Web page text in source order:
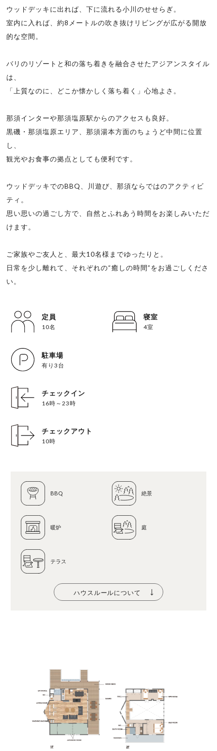
ウッドデッキに出れば、下に流れる小川のせせらぎ。
室内に入れば、約8メートルの吹き抜けリビングが広がる開放
的な空間。
バリのリゾートと和の落ち着きを融合させたアジアンスタイル
は、
「上質なのに、どこか懐かしく落ち着く」心地よさ。
那須インターや那須塩原駅からのアクセスも良好。
黒磯・那須塩原エリア、那須湯本方面のちょうど中間に位置
し、
観光やお食事の拠点としても便利です。
ウッドデッキでのBBQ、川遊び、那須ならではのアクティビ
ティ。
思い思いの過ごし方で、自然とふれあう時間をお楽しみいただ
けます。
ご家族やご友人と、最大10名様までゆったりと。
日常を少し離れて、それぞれの“癒しの時間”をお過ごしくださ
い。
定員
10名
寝室
4室
駐車場
有り3台
チェックイン
16時～23時
チェックアウト
10時
BBQ 絶景
暖炉 庭
テラス
ハウスルールについて